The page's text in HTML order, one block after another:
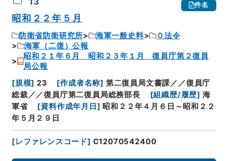
件名
昭和２２年５月
防衛省防衛研究所 海軍一般史料
０法令
海軍（二復）公報
昭和２１年６月 昭和２３年１月 復員庁第２復員
局公報
[規模] 23 [作成者名称] 第二復員局文書課／／復員庁
総裁／／復員庁第二復員局総務部長
[組織歴/履歴] 海
軍省
[資料作成年月日 ] 昭和２２年４月６日～昭和２２
年５月２９日
[レファレンスコード] C12070542400